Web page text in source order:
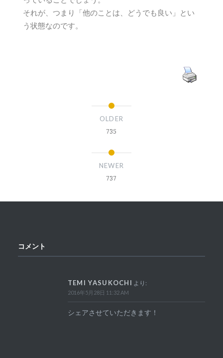
それが、つまり「他のことは、どうでも良い」とい
う状態なのです。
OLDER
735
NEWER
737
コメント
TEMI YASUKOCHI より:
2016年5月28日 11:32 AM
シェアさせていただきます！